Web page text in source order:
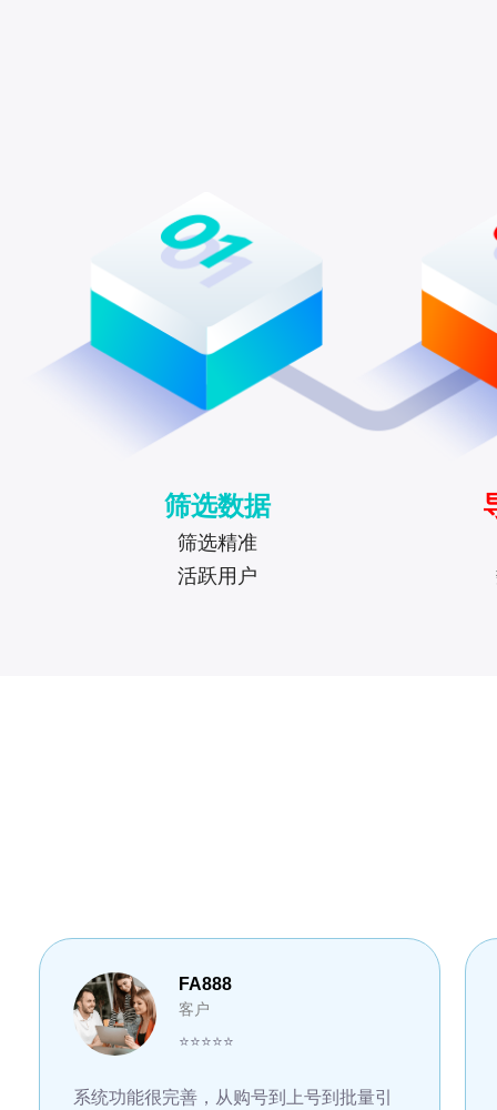
筛选数据
筛选精准
活跃用户
FA888
客户
⭐⭐⭐⭐⭐
系统功能很完善，从购号到上号到批量引